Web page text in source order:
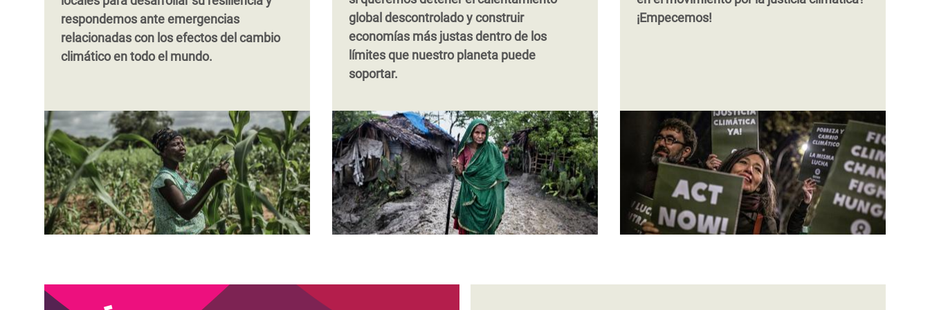
Paginación
Página
anterior
‹‹ Página 2Siguiente
página
››
anterior
respondemos ante emergencias
relacionadas con los efectos del cambio
climático en todo el mundo.
global descontrolado y construir
economías más justas dentro de los
límites que nuestro planeta puede
soportar.
¡Empecemos!